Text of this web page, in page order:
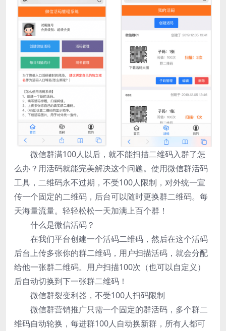
微信群满100人以后，就不能扫描二维码入群了怎
么办？用活码就能完美解决这个问题。使用微信群活码
工具，二维码永不过期，不受100人限制，对外统一宣
传一个固定的二维码，后台可以随时更换群二维码。每
天海量流量。轻轻松松一天加满上百个群！
什么是微信活码？
在我们平台创建一个活码二维码，然后在这个活码
后台上传多张你的群二维码，用户扫描活码，就会分配
给他一张群二维码。用户扫描100次（也可以自定义）
后自动切换到下一张群二维码！
微信群裂变利器，不受100人扫码限制
微信群营销推广只需一个固定的群活码，多个群二
维码自动轮换，每进群100人自动换新群，所有人都可